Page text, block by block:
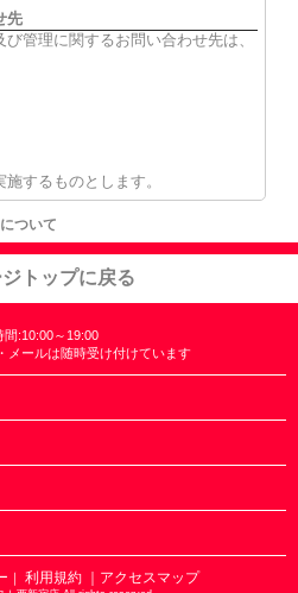
先
管理に関するお問い合わせ先は、
するものとします。
ついて
トップに戻る
間:10:00～19:00
メールは随時受け付けています
利用規約 ｜アクセスマップ